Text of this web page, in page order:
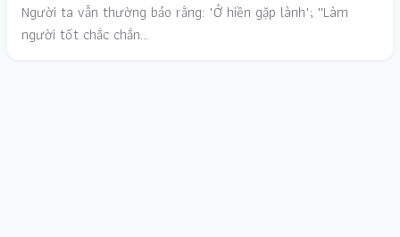
Người ta vẫn thường bảo rằng: "Ở hiền gặp lành"; ''Làm
người tốt chắc chắn…